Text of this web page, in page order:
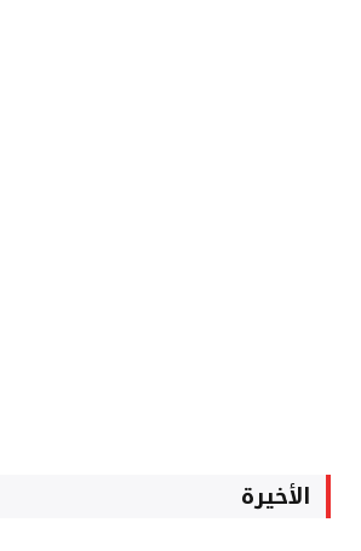
الأخيرة